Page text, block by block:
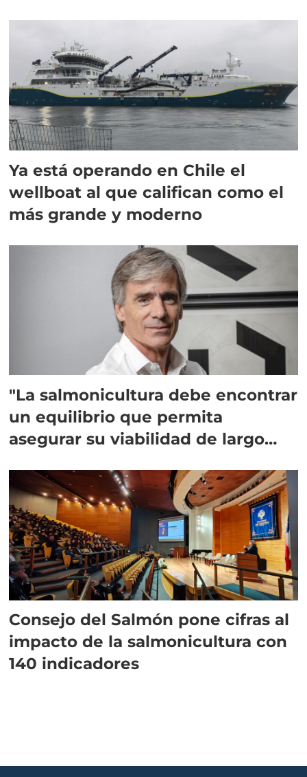
Ya está operando en Chile el
wellboat al que califican como el
más grande y moderno
"La salmonicultura debe encontrar
un equilibrio que permita
asegurar su viabilidad de largo
Consejo del Salmón pone cifras al
impacto de la salmonicultura con
140 indicadores